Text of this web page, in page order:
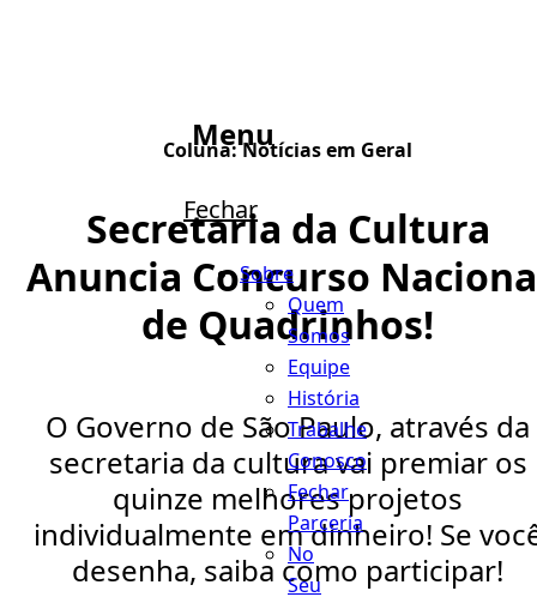
Menu
Fechar
Sobre
Quem
Somos
Equipe
História
Trabalhe
Conosco
Fechar
Parceria
No
Seu
Coluna:Notícias em Geral
Secretaria da Cultura
Anuncia Concurso
de Quadrinhos!
O Governo de São Paulo, através da
secretaria da cultura vai premiar os
quinze melhores projetos
individualmente em dinheiro! Se
desenha, saiba como participar!